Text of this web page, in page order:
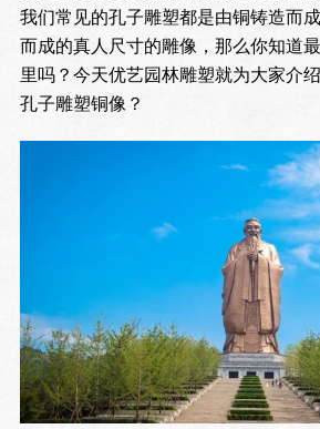
我们常见的孔子雕塑都是由铜铸造而
而成的真人尺寸的雕像，那么你知道
里吗？今天优艺园林雕塑就为大家介
孔子雕塑铜像？